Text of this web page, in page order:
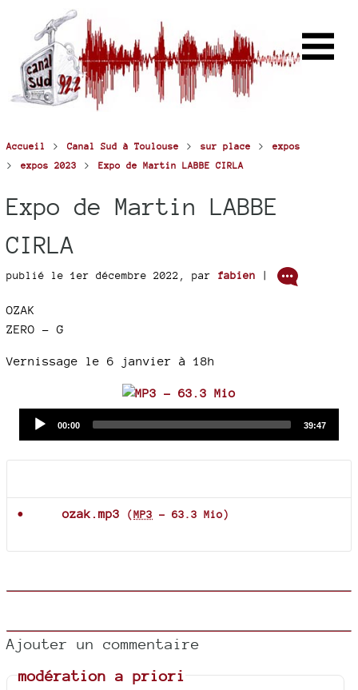
Accueil > Canal Sud à Toulouse > sur place > expos
> expos 2023 > Expo de Martin LABBE CIRLA
Expo de Martin LABBE
CIRLA
publié le 1er décembre 2022 , par fabien |
OZAK
ZERO - G
Vernissage le 6 janvier à 18h
Current
00:00
Total
39:47
ozak.mp3 (MP3 - 63.3 Mio)
Ajouter un commentaire
modération a priori